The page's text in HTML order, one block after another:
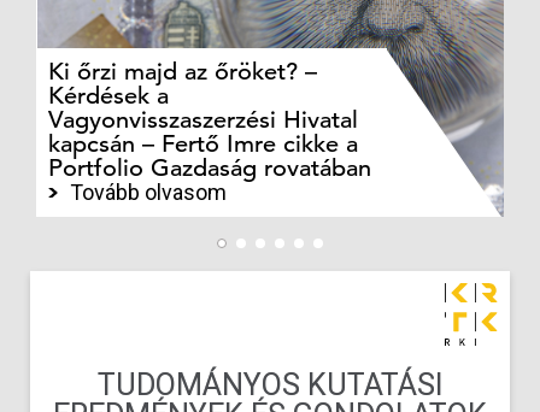
Ki őrzi majd az őröket? –
Kérdések a
Vagyonvisszaszerzési Hivatal
kapcsán – Fertő Imre cikke a
Portfolio Gazdaság rovatában
Tovább olvasom
TUDOMÁNYOS KUTATÁSI